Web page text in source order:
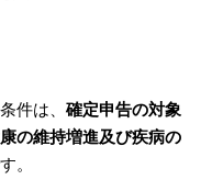
件は、 確定申告の対象
の維持増進及び疾病の
。